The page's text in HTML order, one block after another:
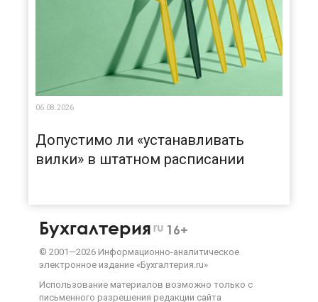
06.08.2026
Допустимо ли «устанавливать
вилки» в штатном расписании
Бухгалтерия ru 16+
© 2001—2026 Информационно-аналитическое
электронное издание «Бухгалтерия.ru»
Использование материалов возможно только с
письменного разрешения редакции сайта